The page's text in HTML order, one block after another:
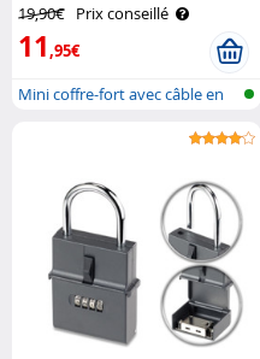
19,90€ Prix conseillé
11,95€
Mini coffre-fort avec câble en